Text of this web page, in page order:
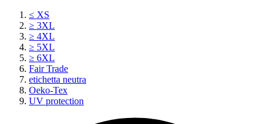
≤ XS
≥ 3XL
≥ 4XL
≥ 5XL
≥ 6XL
Fair Trade
etichetta neutra
Oeko-Tex
UV protection